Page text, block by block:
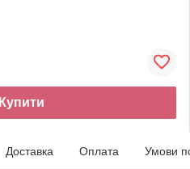
Купити
Доставка Оплата Умови